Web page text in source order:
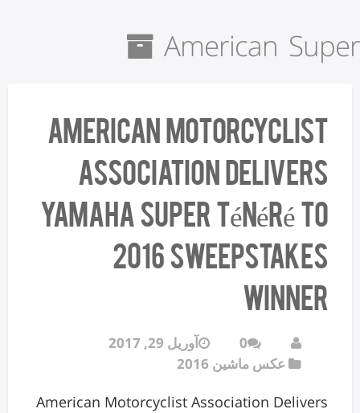
American Super
American Motorcyclist
Association Delivers
Yamaha Super Ténéré to
2016 Sweepstakes
Winner
0
آوریل 29, 2017
عکس ماشین 2016
American Motorcyclist Association Delivers